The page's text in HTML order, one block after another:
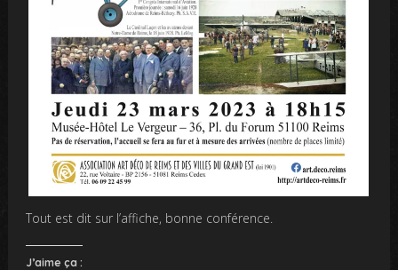
Tout est dit sur l’affiche, bonne conférence.
J’aime ça :